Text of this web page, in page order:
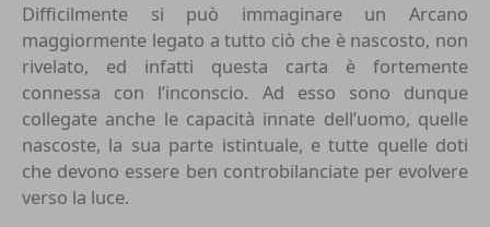
Difficilmente si può immaginare un Arcano
maggiormente legato a tutto ciò che è nascosto, non
rivelato, ed infatti questa carta è fortemente
connessa con l’inconscio. Ad esso sono dunque
collegate anche le capacità innate dell’uomo, quelle
nascoste, la sua parte istintuale, e tutte quelle doti
che devono essere ben controbilanciate per evolvere
verso la luce.